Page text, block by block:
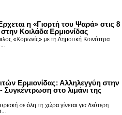
η «Γιορτή του Ψαρά» στις 8
Κοιλάδα Ερμιονίδας
«Κορωνίς» με τη Δημοτική Κοινότητα
Ερμιονίδας: Αλληλεγγύη στην
Συγκέντρωση στο λιμάνι της
σε όλη τη χώρα γίνεται για δεύτερη